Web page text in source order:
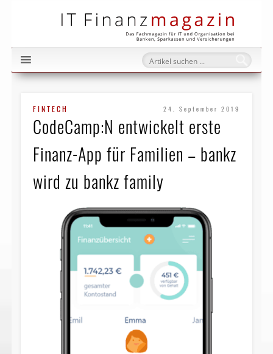
FINTECH 24. September 2019
CodeCamp:N entwickelt erste
Finanz-App für Familien – bankz
wird zu bankz family